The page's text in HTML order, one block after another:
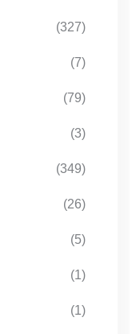
(327)
(7)
(79)
(3)
(349)
(26)
(5)
(1)
(1)